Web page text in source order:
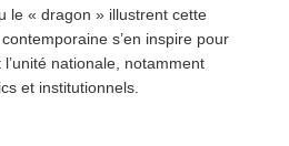
le « dragon » illustrent cette
s’en inspire pour
nationale, notamment
et institutionnels.